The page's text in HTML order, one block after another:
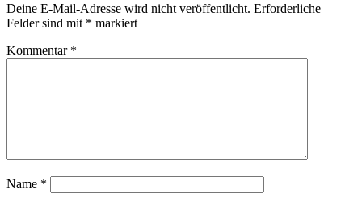
Deine E-Mail-Adresse wird nicht veröffentlicht. Erforderliche
Felder sind mit * markiert
Kommentar *
Name *